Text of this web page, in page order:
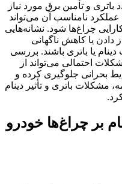
و تأمین برق مورد نیاز
عملکرد نامناسب آن می‌تواند
چراغ‌ها شود. نشانه‌هایی
دادن یا کاهش ناگهانی
یا باتری باشند. بررسی
احتمالی می‌تواند از
بحرانی جلوگیری کرده و
مشکلات باتری و تأثیر دینام
بر چراغ‌ها خودرو